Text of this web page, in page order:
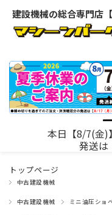
建設機械の総合専門店
本日【8/7(金)
発送
トップページ
中古建設機械
中古建設機械 ミニ油圧ショ